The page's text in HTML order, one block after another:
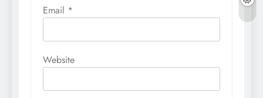
Email *
Website